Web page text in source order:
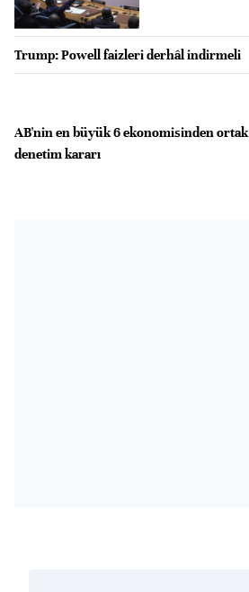
Trump: Powell faizleri derhâl indirmeli
AB'nin en büyük 6 ekonomisinden ortak
denetim kararı